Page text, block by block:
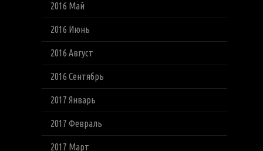
2016 Май
2016 Июнь
2016 Август
2016 Сентябрь
2017 Январь
2017 Февраль
2017 Март